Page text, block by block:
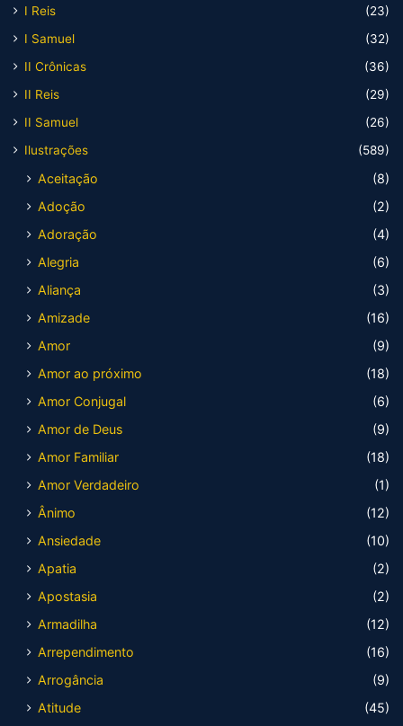
I Reis
(23)
I Samuel
(32)
II Crônicas
(36)
II Reis
(29)
II Samuel
(26)
Ilustrações
(589)
Aceitação
(8)
Adoção
(2)
Adoração
(4)
Alegria
(6)
Aliança
(3)
Amizade
(16)
Amor
(9)
Amor ao próximo
(18)
Amor Conjugal
(6)
Amor de Deus
(9)
Amor Familiar
(18)
Amor Verdadeiro
(1)
Ânimo
(12)
Ansiedade
(10)
Apatia
(2)
Apostasia
(2)
Armadilha
(12)
Arrependimento
(16)
Arrogância
(9)
Atitude
(45)